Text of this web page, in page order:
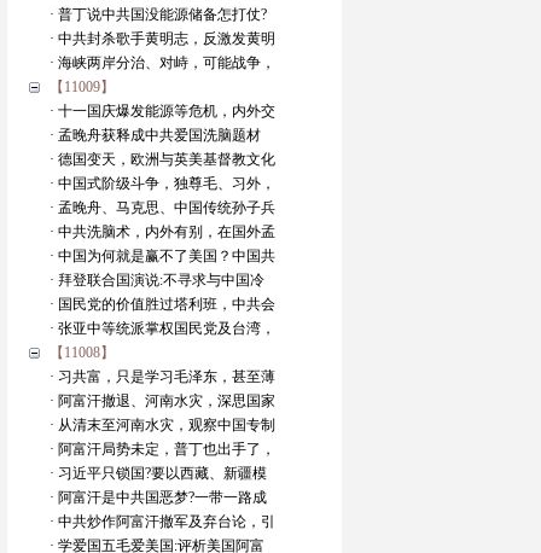
· 普丁说中共国没能源储备怎打仗?
· 中共封杀歌手黄明志，反激发黄明
· 海峡两岸分治、对峙，可能战争，
【11009】
· 十一国庆爆发能源等危机，内外交
· 孟晚舟获释成中共爱国洗脑题材
· 德国变天，欧洲与英美基督教文化
· 中国式阶级斗争，独尊毛、习外，
· 孟晚舟、马克思、中国传统孙子兵
· 中共洗脑术，内外有别，在国外孟
· 中国为何就是赢不了美国？中国共
· 拜登联合国演说:不寻求与中国冷
· 国民党的价值胜过塔利班，中共会
· 张亚中等统派掌权国民党及台湾，
【11008】
· 习共富，只是学习毛泽东，甚至薄
· 阿富汗撤退、河南水灾，深思国家
· 从清末至河南水灾，观察中国专制
· 阿富汗局势未定，普丁也出手了，
· 习近平只锁国?要以西藏、新疆模
· 阿富汗是中共国恶梦?一带一路成
· 中共炒作阿富汗撤军及弃台论，引
· 学爱国五毛爱美国:评析美国阿富